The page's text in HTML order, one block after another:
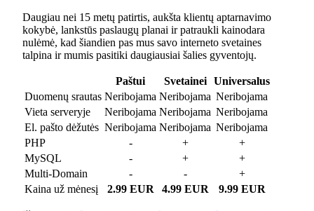
Daugiau nei 15 metų patirtis, aukšta klientų aptarnavimo
kokybė, lankstūs paslaugų planai ir patraukli kainodara
nulėmė, kad šiandien pas mus savo interneto svetaines
talpina ir mumis pasitiki daugiausiai šalies gyventojų.
Paštui Svetainei
Universalus
Duomenų srautas Neribojama Neribojama Neribojama
Vieta serveryje
Neribojama Neribojama Neribojama
El. pašto dėžutės Neribojama Neribojama Neribojama
PHP
- +
+
MySQL
- +
+
Multi-Domain
- -
+
Kaina už mėnesį
2.99 EUR 4.99 EUR 9.99 EUR